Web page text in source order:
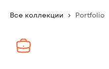
Все коллекции Portfolio